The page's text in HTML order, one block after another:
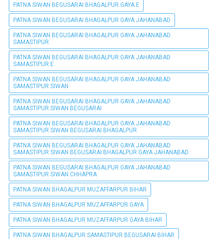
PATNA SIWAN BEGUSARAI BHAGALPUR GAYA E
PATNA SIWAN BEGUSARAI BHAGALPUR GAYA JAHANABAD
PATNA SIWAN BEGUSARAI BHAGALPUR GAYA JAHANABAD
SAMASTIPUR
PATNA SIWAN BEGUSARAI BHAGALPUR GAYA JAHANABAD
SAMASTIPUR E
PATNA SIWAN BEGUSARAI BHAGALPUR GAYA JAHANABAD
SAMASTIPUR SIWAN
PATNA SIWAN BEGUSARAI BHAGALPUR GAYA JAHANABAD
SAMASTIPUR SIWAN BEGUSARAI
PATNA SIWAN BEGUSARAI BHAGALPUR GAYA JAHANABAD
SAMASTIPUR SIWAN BEGUSARAI BHAGALPUR
PATNA SIWAN BEGUSARAI BHAGALPUR GAYA JAHANABAD
SAMASTIPUR SIWAN BEGUSARAI BHAGALPUR GAYA JAHANABAD
PATNA SIWAN BEGUSARAI BHAGALPUR GAYA JAHANABAD
SAMASTIPUR SIWAN CHHAPRA
PATNA SIWAN BHAGALPUR MUZAFFARPUR BIHAR
PATNA SIWAN BHAGALPUR MUZAFFARPUR GAYA
PATNA SIWAN BHAGALPUR MUZAFFARPUR GAYA BIHAR
PATNA SIWAN BHAGALPUR SAMASTIPUR BEGUSARAI BIHAR